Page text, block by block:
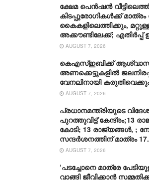
ക്ഷേമ പെൻഷൻ
കിടപ്പുരോഗികൾക്ക് മാത്രം
കൈകളിലെത്തിക്കും,
അക്കൗണ്ടിലേക്ക്;
AUGUST 7, 2026
കെഎസ്ഇബിക്ക് ആശ്വാസ
അണക്കെട്ടുകളിൽ
വേനലിനായി
AUGUST 7, 2026
പ്രധാനമന്ത്രിയുടെ
പുറത്തുവിട്ട് കേന്ദ്രം;13
കോടി; 13 രാജ്യങ്ങൾ, ;
സന്ദർശനത്തിന് മാത്രം
AUGUST 7, 2026
‘പടച്ചോനെ മാത്രേ
വാങ്ങി ജീവിക്കാൻ